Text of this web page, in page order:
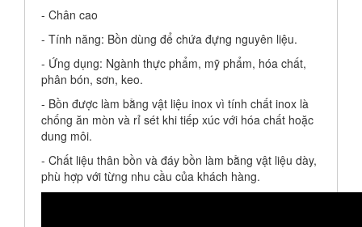
- Chân cao
- Tính năng: Bồn dùng để chứa đựng nguyên liệu.
- Ứng dụng: Ngành thực phẩm, mỹ phẩm, hóa chất,
phân bón, sơn, keo.
- Bồn được làm bằng vật liệu inox vì tính chất inox là
chống ăn mòn và rỉ sét khi tiếp xúc với hóa chất hoặc
dung môi.
- Chất liệu thân bồn và đáy bồn làm bằng vật liệu dày,
phù hợp với từng nhu cầu của khách hàng.